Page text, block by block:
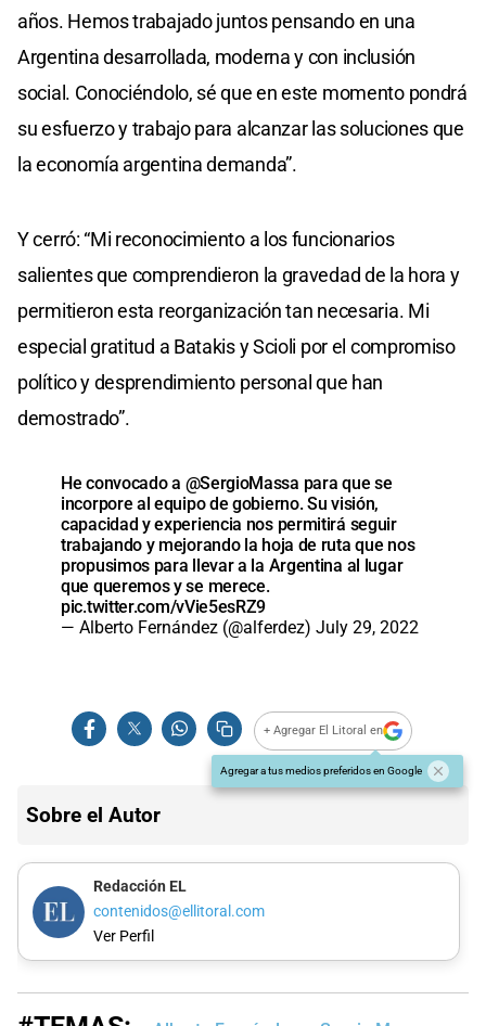
años. Hemos trabajado juntos pensando en una
Argentina desarrollada, moderna y con inclusión
social. Conociéndolo, sé que en este momento pondrá
su esfuerzo y trabajo para alcanzar las soluciones que
la economía argentina demanda”.
Y cerró: “Mi reconocimiento a los funcionarios
salientes que comprendieron la gravedad de la hora y
permitieron esta reorganización tan necesaria. Mi
especial gratitud a Batakis y Scioli por el compromiso
político y desprendimiento personal que han
demostrado”.
He convocado a @SergioMassa para que se
incorpore al equipo de gobierno. Su visión,
capacidad y experiencia nos permitirá seguir
trabajando y mejorando la hoja de ruta que nos
propusimos para llevar a la Argentina al lugar
que queremos y se merece.
pic.twitter.com/vVie5esRZ9
— Alberto Fernández (@alferdez) July 29, 2022
+ Agregar El Litoral en
Agregar a tus medios preferidos en Google
Sobre el Autor
Redacción EL
contenidos@ellitoral.com
Ver Perfil